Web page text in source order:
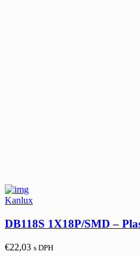
Kanlux
DB118S 1X18P/SMD –
€22,03 s DPH